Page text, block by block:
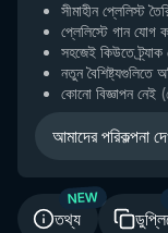
সীমাহীন প্লেলিস্ট
প্লেলিস্টে গান যোগ
সহজেই কিউতে
নতুন বৈশিষ্ট্যগুলিতে
কোনো বিজ্ঞাপন নেই (
আমাদের পরিকল্পনা
তথ্য
NEW